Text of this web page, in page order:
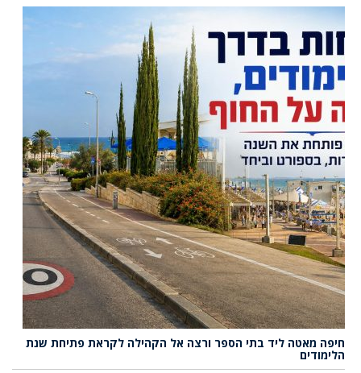
חיפה מאטה ליד בתי הספר ורצה אל הקהילה לקראת פתיחת שנת
הלימודים